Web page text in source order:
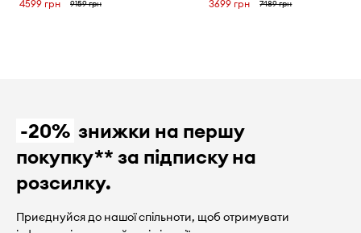
4599 грн
9159 грн
3699 грн
7489 грн
-20% знижки на першу
покупку** за підписку на
розсилку.
Приєднуйся до нашої спільноти, щоб отримувати